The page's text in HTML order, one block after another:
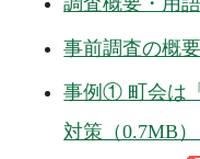
事前調査の概要
事例① 町会は
対策（0.7MB）